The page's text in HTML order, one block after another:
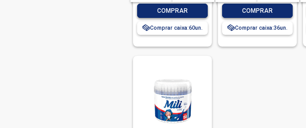
COMPRAR
Comprar caixa:60
COMPRAR
Comprar caixa:36